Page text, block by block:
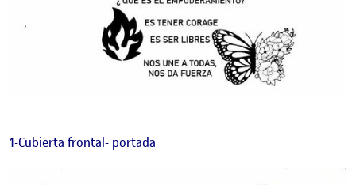
1-Cubierta frontal- portada